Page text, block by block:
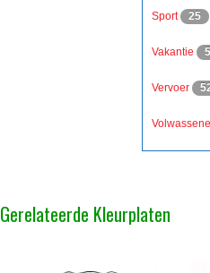
Sport 25
Vakantie
Vervoer
Gerelateerde Kleurplaten